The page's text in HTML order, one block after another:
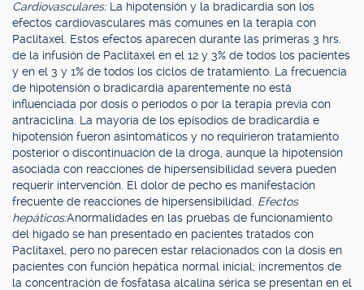
Cardiovasculares: La hipotensión y la bradicardia son los
efectos cardiovasculares más comunes en la terapia con
Paclitaxel. Estos efectos aparecen durante las primeras 3 hrs.
de la infusión de Paclitaxel en el 12 y 3% de todos los pacientes
y en el 3 y 1% de todos los ciclos de tratamiento. La frecuencia
de hipotensión o bradicardia aparentemente no está
influenciada por dosis o períodos o por la terapia previa con
antraciclina. La mayoría de los episodios de bradicardia e
hipotensión fueron asintomáticos y no requirieron tratamiento
posterior o discontinuación de la droga, aunque la hipotensión
asociada con reacciones de hipersensibilidad severa pueden
requerir intervención. El dolor de pecho es manifestación
frecuente de reacciones de hipersensibilidad. Efectos
hepáticos:Anormalidades en las pruebas de funcionamiento
del hígado se han presentado en pacientes tratados con
Paclitaxel, pero no parecen estar relacionados con la dosis en
pacientes con función hepática normal inicial; incrementos de
la concentración de fosfatasa alcalina sérica se presentan en el